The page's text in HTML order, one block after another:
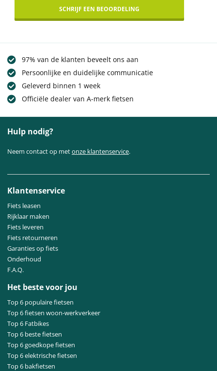
SCHRIJF EEN BEOORDELING
97% van de klanten beveelt ons aan
Persoonlijke en duidelijke communicatie
Geleverd binnen 1 week
Officiële dealer van A-merk fietsen
Hulp nodig?
Neem contact op metonze klantenservice.
Klantenservice
Fiets leasen
Rijklaar maken
Fiets leveren
Fiets retourneren
Garanties op fiets
Onderhoud
F.A.Q.
Het beste voor jou
Top 6 populaire fietsen
Top 6 fietsen woon-werkverkeer
Top 6 Fatbikes
Top 6 beste fietsen
Top 6 goedkope fietsen
Top 6 elektrische fietsen
Top 6 bakfietsen